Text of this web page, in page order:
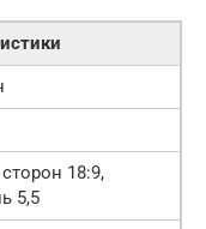
18:9,
5,5